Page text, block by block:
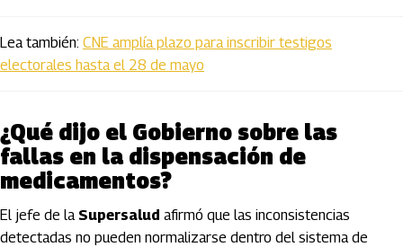
Lea también: CNE amplía plazo para inscribir testigos
electorales hasta el 28 de mayo
¿Qué dijo el Gobierno sobre las
fallas en la dispensación de
medicamentos?
El jefe de laSupersalud afirmó que las inconsistencias
detectadas no pueden normalizarse dentro del sistema de